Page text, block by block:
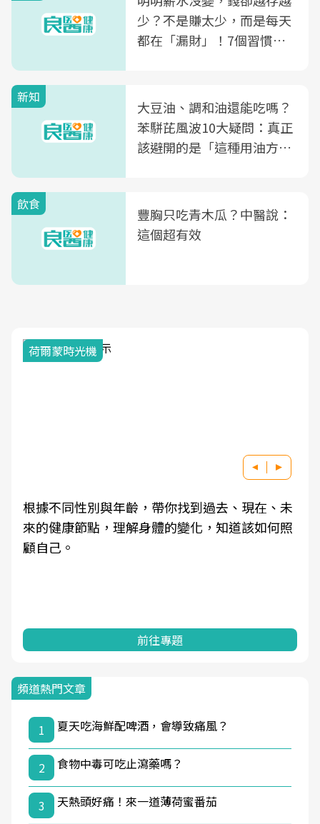
少？不是賺太少，而是每天
都在「漏財」！7個習慣一
新知
大豆油、調和油還能吃嗎？
苯駢芘風波10大疑問：真正
該避開的是「這種用油方
飲食
豐胸只吃青木瓜？中醫說：
這個超有效
荷爾蒙時光機
根據不同性別與年齡，帶你找到過去、現在、未
來的健康節點，理解身體的變化，知道該如何照
顧自己。
前往專題
頻道熱門文章
1 夏天吃海鮮配啤酒，會導致痛風？
2 食物中毒可吃止瀉藥嗎？
3 天熱頭好痛！來一道薄荷蜜番茄